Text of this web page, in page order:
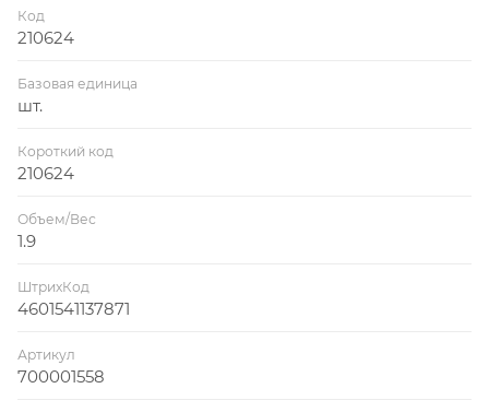
Код
210624
Базовая единица
шт.
Короткий код
210624
Объем/Вес
1.9
ШтрихКод
4601541137871
Артикул
700001558